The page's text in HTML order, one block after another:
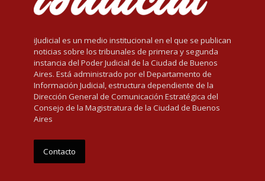
iJudicial es un medio institucional en el que se publican
noticias sobre los tribunales de primera y segunda
instancia del Poder Judicial de la Ciudad de Buenos
Aires. Está administrado por el Departamento de
Información Judicial, estructura dependiente de la
Dirección General de Comunicación Estratégica del
Consejo de la Magistratura de la Ciudad de Buenos
Aires
Contacto